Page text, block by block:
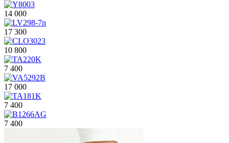
14 000
17 300
10 800
7 400
17 000
7 400
7 400